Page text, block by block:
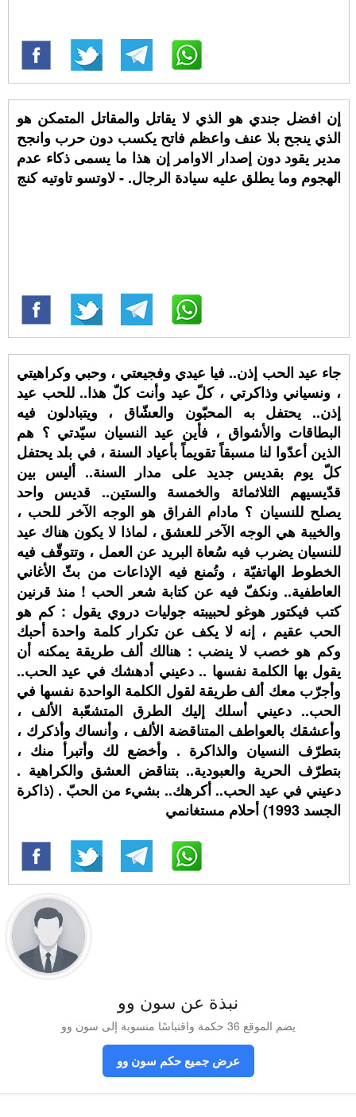
إن افضل جندي هو الذي لا يقاتل والمقاتل المتمكن هو
الذي ينجح بلا عنف واعظم فاتح يكسب دون حرب وانجح
مدير يقود دون إصدار الاوامر إن هذا ما يسمى ذكاء عدم
الهجوم وما يطلق عليه سيادة الرجال. - لاوتسو تاوتيه كنج
جاء عيد الحب إذن.. فيا عيدي وفجيعتي ، وحبي وكراهيتي
، ونسياني وذاكرتي ، كلّ عيد وأنت كلّ هذا.. للحب عيد
إذن.. يحتفل به المحبّون والعشّاق ، ويتبادلون فيه
البطاقات والأشواق ، فأين عيد النسيان سيّدتي ؟ هم
الذين أعدّوا لنا مسبقاً تقويماً بأعياد السنة ، في بلد يحتفل
كلّ يوم بقديس جديد على مدار السنة.. أليس بين
قدّيسيهم الثلاثمائة والخمسة والستين.. قديس واحد
يصلح للنسيان ؟ مادام الفراق هو الوجه الآخر للحب ،
والخيبة هي الوجه الآخر للعشق ، لماذا لا يكون هناك عيد
للنسيان يضرب فيه سُعاة البريد عن العمل ، وتتوقّف فيه
الخطوط الهاتفيّة ، وتُمنع فيه الإذاعات من بثّ الأغاني
العاطفية.. ونكفّ فيه عن كتابة شعر الحب ! منذ قرنين
كتب فيكتور هوغو لحبيبته جوليات دروي يقول : كم هو
الحب عقيم ، إنه لا يكف عن تكرار كلمة واحدة أحبك
وكم هو خصب لا ينضب : هنالك ألف طريقة يمكنه أن
يقول بها الكلمة نفسها .. دعيني أدهشك في عيد الحب..
وأجرّب معك ألف طريقة لقول الكلمة الواحدة نفسها في
الحب.. دعيني أسلك إليك الطرق المتشعّبة الألف ،
وأعشقك بالعواطف المتناقضة الألف ، وأنساك وأذكرك ،
بتطرّف النسيان والذاكرة . وأخضع لك وأتبرأ منك ،
بتطرّف الحرية والعبودية.. بتناقض العشق والكراهية .
دعيني في عيد الحب.. أكرهك.. بشيء من الحبّ . (ذاكرة
الجسد 1993) أحلام مستغانمي
نبذة عن سون وو
يضم الموقع 36 حكمة واقتباسًا منسوبة إلى سون وو
عرض جميع حكم سون وو